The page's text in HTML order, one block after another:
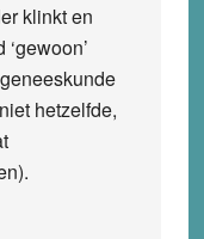
klinkt en
hetzelfde,